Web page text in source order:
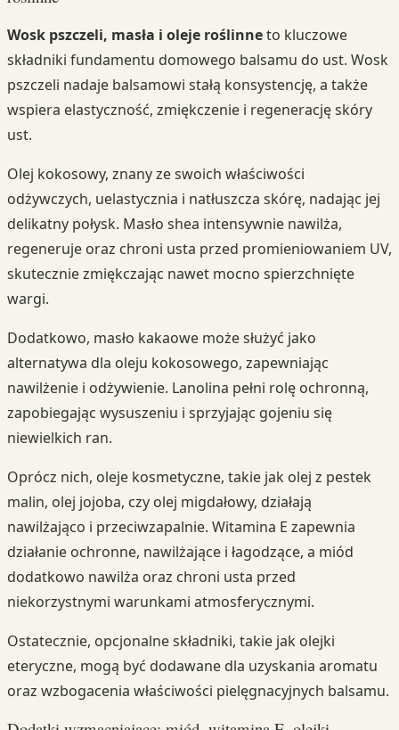
Wosk pszczeli, masła i oleje roślinneto kluczowe
składniki fundamentu domowego balsamu do ust. Wosk
pszczeli nadaje balsamowi stałą konsystencję, a także
wspiera elastyczność, zmiękczenie i regenerację skóry
ust.
Olej kokosowy, znany ze swoich właściwości
odżywczych, uelastycznia i natłuszcza skórę, nadając jej
delikatny połysk. Masło shea intensywnie nawilża,
regeneruje oraz chroni usta przed promieniowaniem UV,
skutecznie zmiękczając nawet mocno spierzchnięte
wargi.
Dodatkowo, masło kakaowe może służyć jako
alternatywa dla oleju kokosowego, zapewniając
nawilżenie i odżywienie. Lanolina pełni rolę ochronną,
zapobiegając wysuszeniu i sprzyjając gojeniu się
niewielkich ran.
Oprócz nich, oleje kosmetyczne, takie jak olej z pestek
malin, olej jojoba, czy olej migdałowy, działają
nawilżająco i przeciwzapalnie. Witamina E zapewnia
działanie ochronne, nawilżające i łagodzące, a miód
dodatkowo nawilża oraz chroni usta przed
niekorzystnymi warunkami atmosferycznymi.
Ostatecznie, opcjonalne składniki, takie jak olejki
eteryczne, mogą być dodawane dla uzyskania aromatu
oraz wzbogacenia właściwości pielęgnacyjnych balsamu.